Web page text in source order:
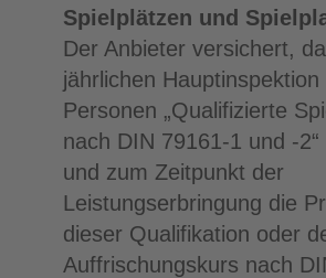
Spielplätzen und
Der Anbieter versichert,
jährlichen
Personen „Qualifizierte
nach DIN 79161-1 und -2“
und zum Zeitpunkt der
Leistungserbringung die
dieser Qualifikation oder
Auffrischungskurs nach